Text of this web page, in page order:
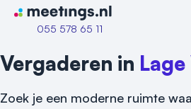
Naar home van Meetings
055 578 65 11
Vergaderen in
Zoek je een moderne ruimte